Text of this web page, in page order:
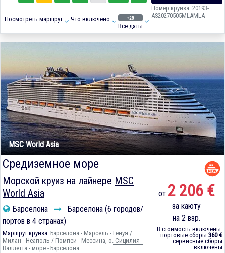
Посмотреть маршрут Что включено +28
Все даты
Номер круиза: 20193-
AS20270505MLAMLA
MSC World Asia
Средиземное море
Морской круиз на лайнере MSC
World Asia
Барселона
Барселона (6 городов/
портов в 4 странах)
Маршрут круиза: Барселона - Марсель - Генуя /
Милан - Неаполь / Помпеи - Мессина, о. Сицилия -
Валлетта - море - Барселона
от 2 206 €
за каюту
на 2 взр.
В стоимость включены:
портовые сборы 360 €
сервисные сборы
включены